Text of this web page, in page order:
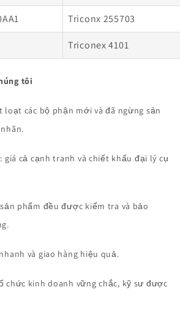
Triconx 255703
Triconex 4101
tôi
loạt các bộ phận mới và đã ngừng sản
giá cả cạnh tranh và chiết khấu đại lý cụ
phẩm đều được kiểm tra và bảo
và giao hàng hiệu quả.
chức kinh doanh vững chắc, kỹ sư được